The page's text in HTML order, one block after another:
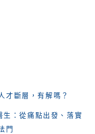
才斷層，有解嗎？
：從痛點出發、落實
門